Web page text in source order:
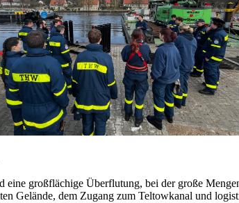
großflächige Überflutung, bei der große
Gelände, dem Zugang zum Teltowkanal und